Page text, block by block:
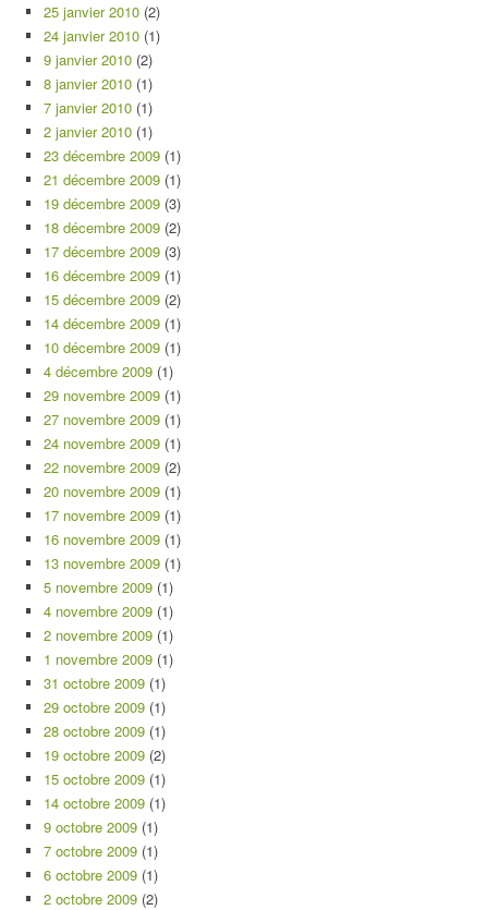
25 janvier 2010 (2)
24 janvier 2010 (1)
9 janvier 2010 (2)
8 janvier 2010 (1)
7 janvier 2010 (1)
2 janvier 2010 (1)
23 décembre 2009 (1)
21 décembre 2009 (1)
19 décembre 2009 (3)
18 décembre 2009 (2)
17 décembre 2009 (3)
16 décembre 2009 (1)
15 décembre 2009 (2)
14 décembre 2009 (1)
10 décembre 2009 (1)
4 décembre 2009 (1)
29 novembre 2009 (1)
27 novembre 2009 (1)
24 novembre 2009 (1)
22 novembre 2009 (2)
20 novembre 2009 (1)
17 novembre 2009 (1)
16 novembre 2009 (1)
13 novembre 2009 (1)
5 novembre 2009 (1)
4 novembre 2009 (1)
2 novembre 2009 (1)
1 novembre 2009 (1)
31 octobre 2009 (1)
29 octobre 2009 (1)
28 octobre 2009 (1)
19 octobre 2009 (2)
15 octobre 2009 (1)
14 octobre 2009 (1)
9 octobre 2009 (1)
7 octobre 2009 (1)
6 octobre 2009 (1)
2 octobre 2009 (2)